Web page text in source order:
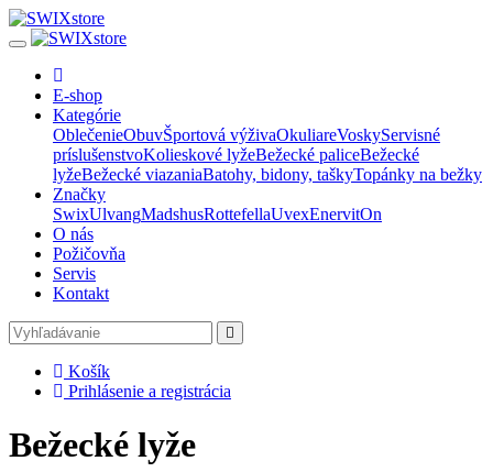
E-shop
Kategórie
OblečenieObuvŠportová výživaOkuliareVoskyServisné
príslušenstvoKolieskové lyžeBežecké paliceBežecké
lyžeBežecké viazaniaBatohy, bidony, taškyTopánky na bežky
Značky
SwixUlvangMadshusRottefellaUvexEnervitOn
O nás
Požičovňa
Servis
Kontakt
Košík
Prihlásenie a registrácia
Bežecké lyže